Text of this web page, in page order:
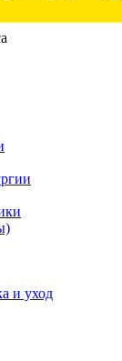
и уход